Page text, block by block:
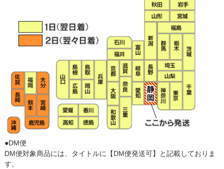
●DM便
DM便対象商品には、タイトルに【DM便発送可】と記載しておりま
す。